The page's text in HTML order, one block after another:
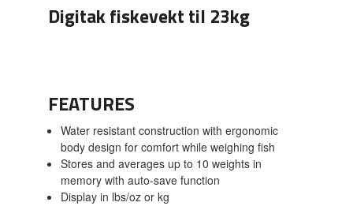
Digitak fiskevekt til 23kg
FEATURES
Water resistant construction with ergonomic
body design for comfort while weighing fish
Stores and averages up to 10 weights in
memory with auto-save function
Display in lbs/oz or kg